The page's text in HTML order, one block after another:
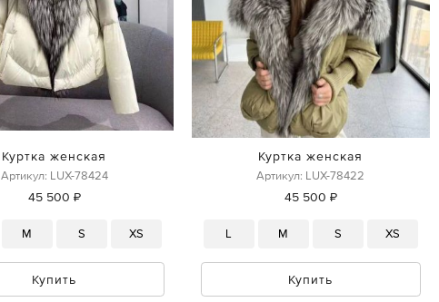
Куртка женская
Артикул: LUX-78424
45 500 ₽
M S XS
Купить
Куртка женская
Артикул: LUX-78422
45 500 ₽
L M S XS
Купить